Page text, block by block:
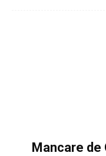
Mancare de